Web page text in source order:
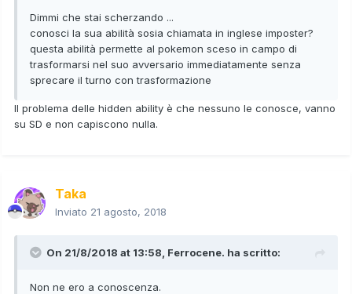
Dimmi che stai scherzando ...
conosci la sua abilità sosia chiamata in inglese imposter?
questa abilità permette al pokemon sceso in campo di
trasformarsi nel suo avversario immediatamente senza
sprecare il turno con trasformazione
Il problema delle hidden ability è che nessuno le conosce, vanno
su SD e non capiscono nulla.
Taka
Inviato 21 agosto, 2018
On 21/8/2018 at 13:58, Ferrocene. ha scritto:
Non ne ero a conoscenza.